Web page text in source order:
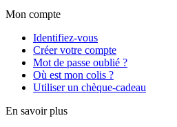
Mon compte
Identifiez-vous
Créer votre compte
Mot de passe oublié ?
Où est mon colis ?
Utiliser un chèque-cadeau
En savoir plus